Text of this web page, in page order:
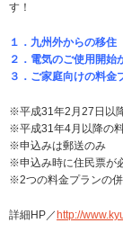
す！
１．九州外からの移住
２．電気のご使用開始
３．ご家庭向けの料金
※平成31年2月27日以
※平成31年4月以降の
※申込みは郵送のみ
※申込み時に住民票が
※2つの料金プランの
詳細HP／ http://